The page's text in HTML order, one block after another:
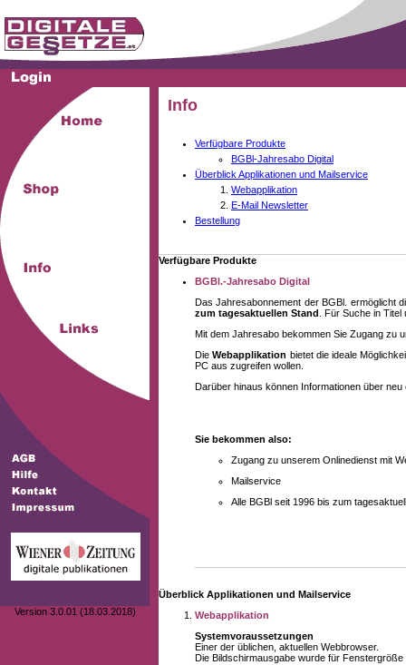
Version 3.0.01 (18.03.2018)
Info
Verfügbare Produkte
BGBl-Jahresabo Digital
Überblick Applikationen und Mailservice
Webapplikation
E-Mail Newsletter
Bestellung
Verfügbare Produkte
BGBl.-Jahresabo Digital
Das Jahresabonnement der BGBl. ermöglicht
zum tagesaktuellen Stand . Für Suche in
Mit dem Jahresabo bekommen Sie Zugang zu
DieWebapplikation bietet die ideale
PC aus zugreifen wollen.
Darüber hinaus können Informationen über
Sie bekommen also:
Zugang zu unserem Onlinedienst mit
Mailservice
Alle BGBl seit 1996 bis zum
Überblick Applikationen und Mailservice
Webapplikation
Systemvoraussetzungen
Einer der üblichen, aktuellen Webbrowser.
Die Bildschirmausgabe wurde für